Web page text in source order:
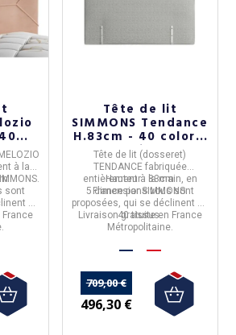
à la
.
sont
en
France
Tête de lit
SIMMONS Tendance
H.83cm - 40 coloris
5 tailles
Tête de lit (dosseret)
TENDANCE fabriquée
entièrement à la main, en
FranceparSIMMONS.
Hauteur : 83cm
5 dimensionsvous sont
proposées, qui se déclinent en
40 tissus.
Livraison gratuite en France
Métropolitaine.
709,00 €
496,30 €